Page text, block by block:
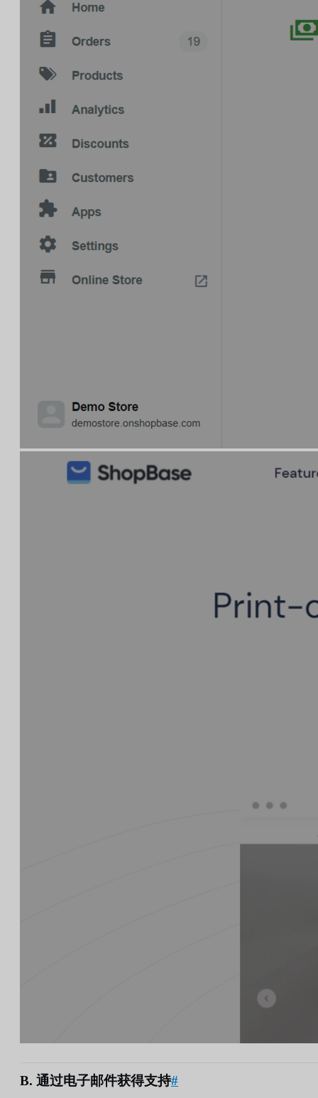
B. 通过电子邮件获得支持#